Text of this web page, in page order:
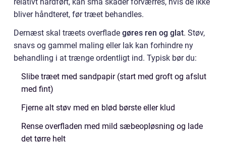
bliver håndteret, før træet behandles.
Dernæst skal træets overflade gøres ren og glat. Støv,
snavs og gammel maling eller lak kan forhindre ny
behandling i at trænge ordentligt ind. Typisk bør du:
Slibe træet med sandpapir (start med groft og afslut
med fint)
Fjerne alt støv med en blød børste eller klud
Rense overfladen med mild sæbeopløsning og lade
det tørre helt